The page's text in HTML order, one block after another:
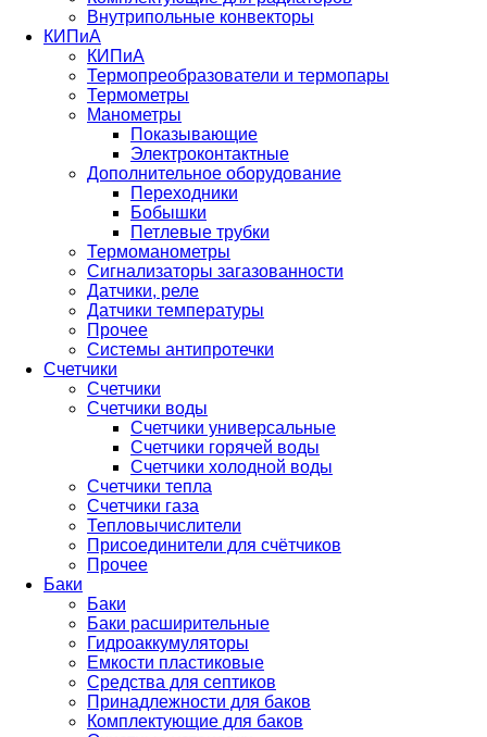
Внутрипольные конвекторы
КИПиА
КИПиА
Термопреобразователи и термопары
Термометры
Манометры
Показывающие
Электроконтактные
Дополнительное оборудование
Переходники
Бобышки
Петлевые трубки
Термоманометры
Сигнализаторы загазованности
Датчики, реле
Датчики температуры
Прочее
Системы антипротечки
Счетчики
Счетчики
Счетчики воды
Счетчики универсальные
Счетчики горячей воды
Счетчики холодной воды
Счетчики тепла
Счетчики газа
Тепловычислители
Присоединители для счётчиков
Прочее
Баки
Баки
Баки расширительные
Гидроаккумуляторы
Емкости пластиковые
Средства для септиков
Принадлежности для баков
Комплектующие для баков